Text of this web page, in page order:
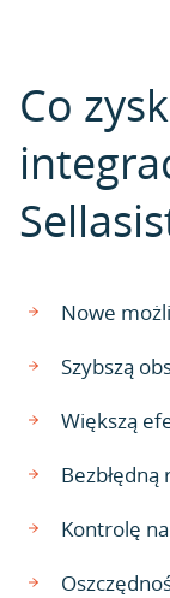
Co
Nowe
Szybszą
Większą
Kontrolę